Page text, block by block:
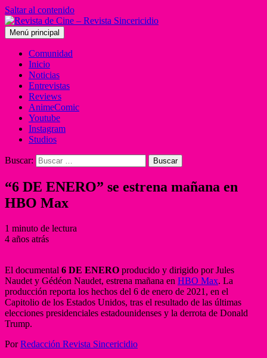
Saltar al contenido
Menú principal
Comunidad
Inicio
Noticias
Entrevistas
Reviews
AnimeComic
Youtube
Instagram
Studios
Buscar:
“6 DE ENERO” se estrena mañana en
HBO Max
1 minuto de lectura
4 años atrás
El documental 6 DE ENERO producido y dirigido por Jules
Naudet y Gédéon Naudet, estrena mañana en HBO Max. La
producción reporta los hechos del 6 de enero de 2021, en el
Capitolio de los Estados Unidos, tras el resultado de las últimas
elecciones presidenciales estadounidenses y la derrota de Donald
Trump.
PorRedacción Revista Sincericidio